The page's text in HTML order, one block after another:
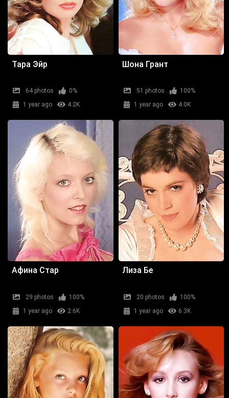
Тара Эйр
64 photos
0%
1 year ago
4.2K
Шона Грант
51 photos
100%
1 year ago
4.0K
Афина Стар
29 photos
100%
1 year ago
2.6K
Лиза Бе
20 photos
100%
1 year ago
6.3K